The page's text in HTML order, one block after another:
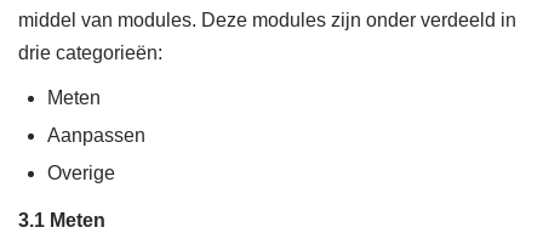
middel van modules. Deze modules zijn onder verdeeld in
drie categorieën:
Meten
Aanpassen
Overige
3.1 Meten